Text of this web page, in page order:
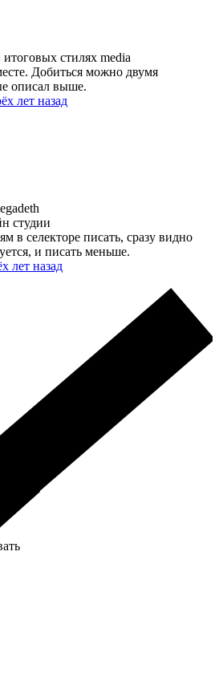
стилях media
Добиться можно двумя
описал выше.
лет назад
студии
в селекторе писать, сразу видно
и писать меньше.
лет назад